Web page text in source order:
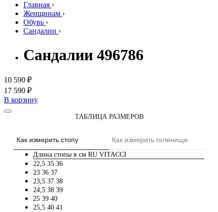
Главная ›
Женщинам ›
Обувь ›
Сандалии ›
Сандалии 496786
10 590 ₽
17 590 ₽
В корзину
ТАБЛИЦА РАЗМЕРОВ
Как измерить стопу Как измерить голенище
Длина стопы в см RU VITACCI
22,5 35 36
23 36 37
23,5 37 38
24,5 38 39
25 39 40
25,5 40 41